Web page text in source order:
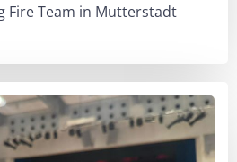
Fire Team in Mutterstadt